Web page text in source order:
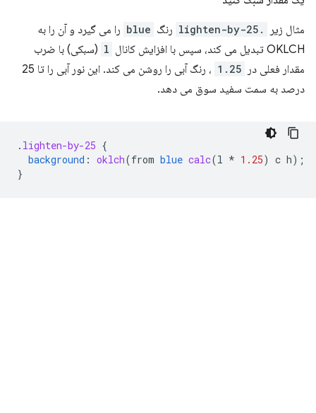
مثال زیر .lighten-by-25 رنگ blue را می گیرد و آن را به
OKLCH تبدیل می کند، سپس با افزایش کانال
l (سبکی) با ضرب
مقدار فعلی در
1.25
، رنگ آبی را روشن می کند. این نور آبی را تا 25
درصد به سمت سفید سوق می دهد.
. lighten-by-25 {
background : oklch(from blue calc(l * 1.25) c h);
}